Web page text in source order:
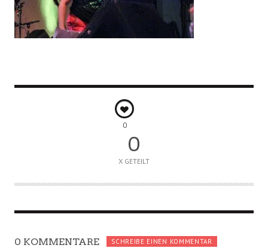
0
0
X GETEILT
0 KOMMENTARE SCHREIBE EINEN KOMMENTAR